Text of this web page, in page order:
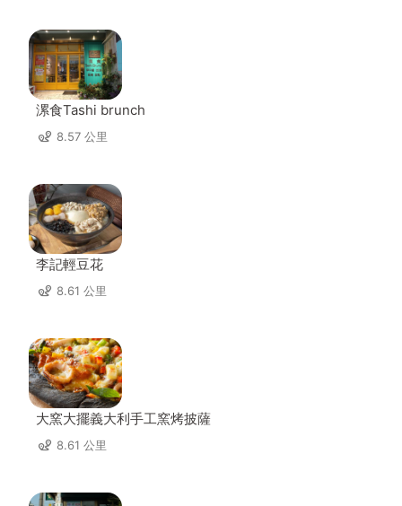
漯食Tashi brunch
8.57 公里
李記輕豆花
8.61 公里
大窯大擺義大利手工窯烤披薩
8.61 公里